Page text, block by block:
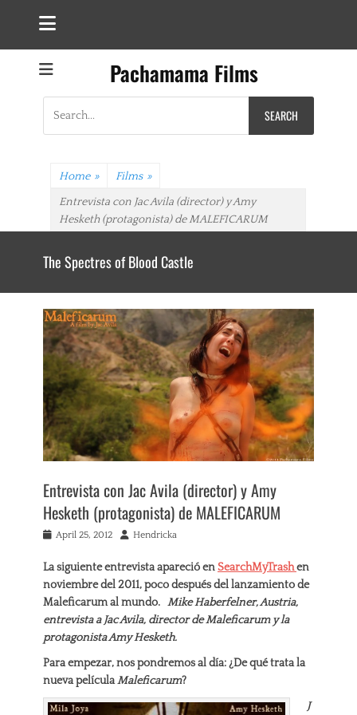
Pachamama Films
for:
Home » Films »
Entrevista con Jac Avila (director) y Amy
Hesketh (protagonista) de MALEFICARUM
The Spectres of Blood Castle
Entrevista con Jac Avila (director) y Amy
Hesketh (protagonista) de MALEFICARUM
PostedApril 25, 2012 Author
Hendricka
La siguiente entrevista apareció enSearchMyTrashen
noviembre del 2011, poco después del lanzamiento de
Maleficarum al mundo. Mike Haberfelner, Austria,
entrevista a Jac Avila, director de Maleficarum y la
protagonista Amy Hesketh.
Para empezar, nos pondremos al día: ¿De qué trata la
nueva películaMaleficarum?
J